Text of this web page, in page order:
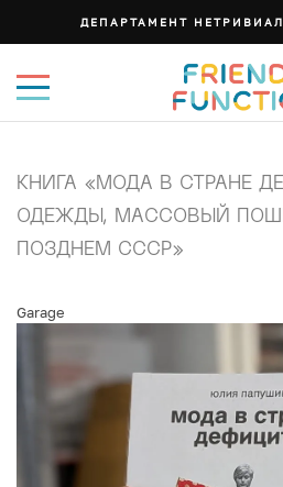
ДЕПАРТАМЕНТ
КНИГА «МОДА В СТРАНЕ
ОДЕЖДЫ, МАССОВЫЙ
ПОЗДНЕМ СССР»
Garage